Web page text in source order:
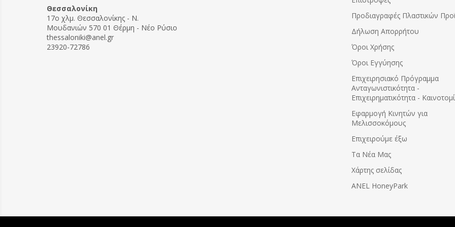
συνδυάσετε δύο βασίλισσες
στην ίδια κυψέλη.
Θεσσαλονίκη
17ο χλμ. Θεσσαλονίκης - Ν.
Μουδανιών 570 01 Θέρμη - Νέο Ρύσιο
thessaloniki@anel.gr
23920-72786
Προδιαγραφές Πλαστικών
Δήλωση Απορρήτου
Όροι Χρήσης
Όροι Εγγύησης
Eπιχειρησιακό Πρόγραμμα
Ανταγωνιστικότητα -
Επιχειρηματικότητα -
Εφαρμογή Κινητών για
Μελισσοκόμους
Επιχειρούμε έξω
Τα Νέα Μας
Χάρτης σελίδας
ANEL HoneyPark